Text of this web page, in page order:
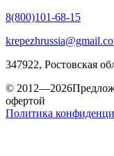
8(800)101-68-15
347922, Ростовская
© 2012—2026
офертой
Политика